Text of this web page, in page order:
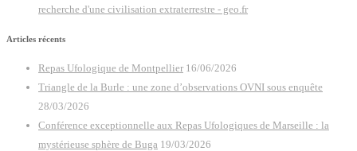
recherche d'une civilisation extraterrestre - geo.fr
Articles récents
Repas Ufologique de Montpellier 16/06/2026
Triangle de la Burle : une zone d’observations OVNI sous enquête
28/03/2026
Conférence exceptionnelle aux Repas Ufologiques de Marseille : la
mystérieuse sphère de Buga 19/03/2026